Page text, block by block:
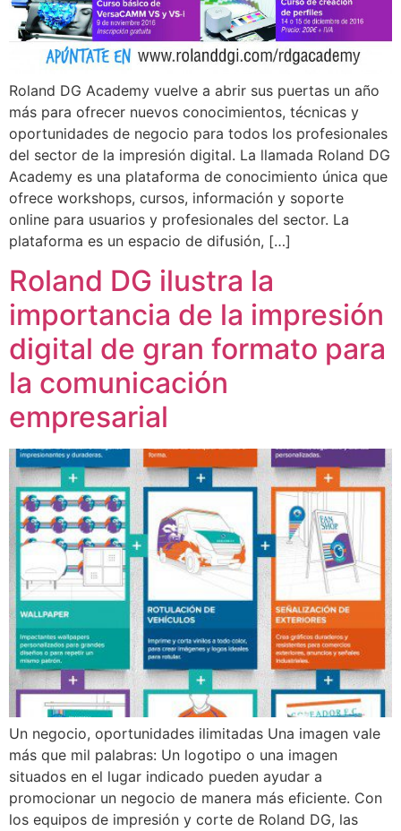
Roland DG Academy vuelve a abrir sus puertas un año
más para ofrecer nuevos conocimientos, técnicas y
oportunidades de negocio para todos los profesionales
del sector de la impresión digital. La llamada Roland DG
Academy es una plataforma de conocimiento única que
ofrece workshops, cursos, información y soporte
online para usuarios y profesionales del sector. La
plataforma es un espacio de difusión, […]
Roland DG ilustra la
importancia de la impresión
digital de gran formato para
la comunicación
empresarial
Un negocio, oportunidades ilimitadas Una imagen vale
más que mil palabras: Un logotipo o una imagen
situados en el lugar indicado pueden ayudar a
promocionar un negocio de manera más eficiente. Con
los equipos de impresión y corte de Roland DG, las